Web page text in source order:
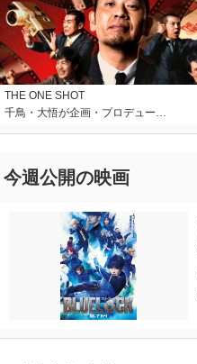
THE ONE SHOT
千鳥・大悟が企画・プロデュー…
今週公開の映画